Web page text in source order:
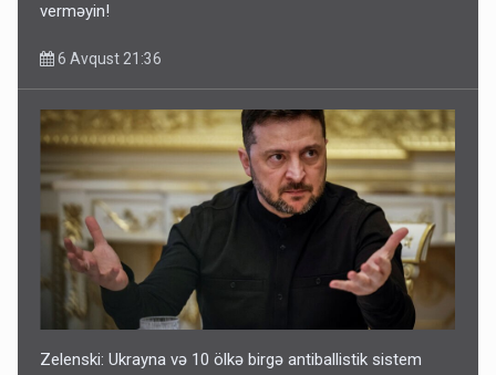
verməyin!
6 Avqust 21:36
Zelenski: Ukrayna və 10 ölkə birgə antiballistik sistem